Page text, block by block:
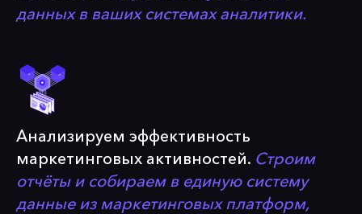
данных в ваших системах аналитики.
Анализируем эффективность
маркетинговых активностей. Строим
отчёты и собираем в единую систему
данные из маркетинговых платформ,